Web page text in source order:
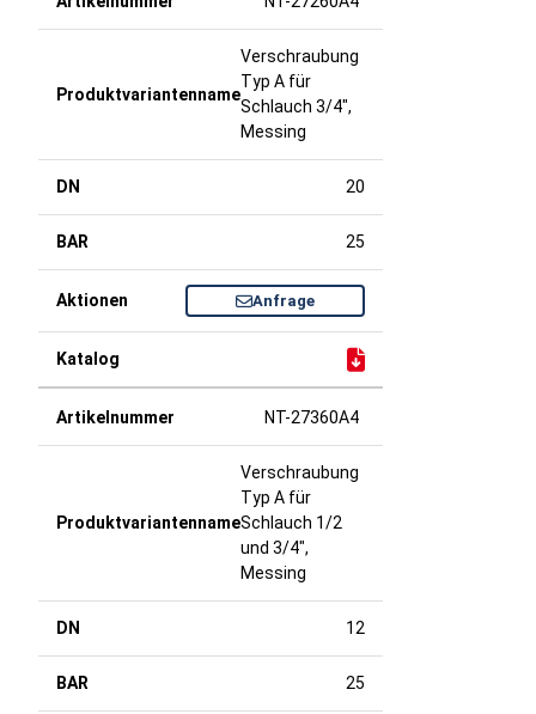
Verschraubung
Typ A für
Schlauch 3/4",
Messing
20
25
Anfrage
NT-27360A4
Verschraubung
Typ A für
Schlauch 1/2
und 3/4",
Messing
12
25